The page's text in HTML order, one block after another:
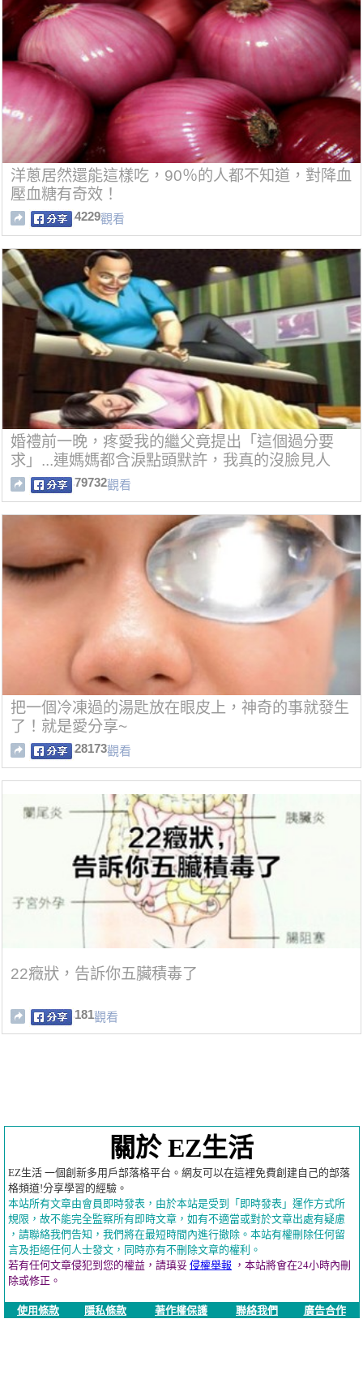
洋蔥居然還能這樣吃，90％的人都不知道，對降血
壓血糖有奇效！
4229觀看
婚禮前一晚，疼愛我的繼父竟提出「這個過分要
求」...連媽媽都含淚點頭默許，我真的沒臉見人
了！
79732觀看
把一個冷凍過的湯匙放在眼皮上，神奇的事就發生
了！就是愛分享~
28173觀看
22癥狀，告訴你五臟積毒了
181觀看
關於 EZ生活
EZ生活 一個創新多用戶部落格平台。網友可以在這裡免費創建自己的部落
格頻道!分享學習的經驗。
本站所有文章由會員即時發表，由於本站是受到「即時發表」運作方式所
規限，故不能完全監察所有即時文章，如有不適當或對於文章出處有疑慮
，請聯絡我們告知，我們將在最短時間內進行撤除。本站有權刪除任何留
言及拒絕任何人士發文，同時亦有不刪除文章的權利。
若有任何文章侵犯到您的權益，請瑱妥 侵權舉報 ，本站將會在24小時內刪
除或修正。
使用條款 隱私條款 著作權保護 聯絡我們 廣告合作